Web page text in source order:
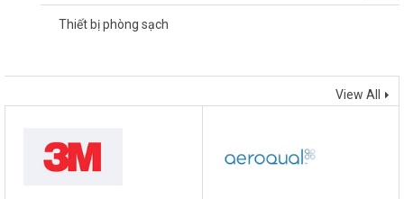
Thiết bị phòng sạch
View All